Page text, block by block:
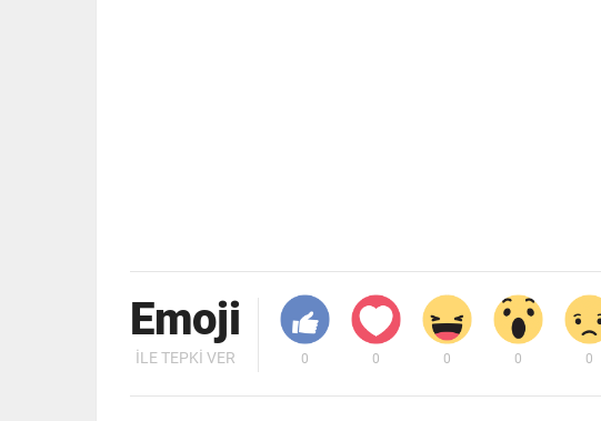
Emoji
İLE TEPKI VER 0 0 0 0 0